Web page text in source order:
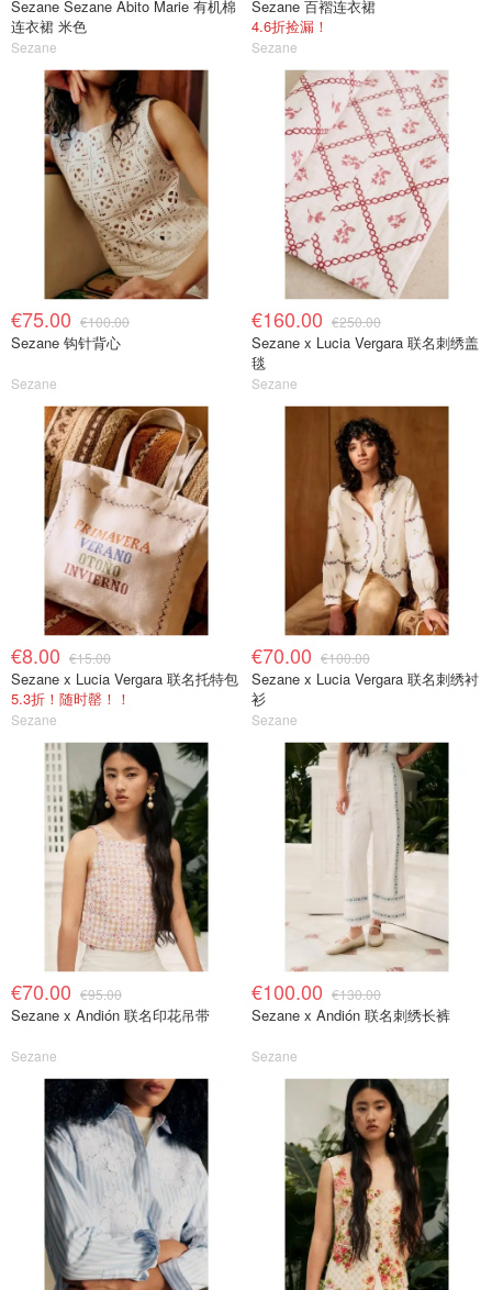
Sezane Sezane Abito Marie 有机棉
连衣裙 米色
Sezane
Sezane 百褶连衣裙
4.6折捡漏！
Sezane
€75.00 €100.00
Sezane 钩针背心
Sezane
€160.00 €250.00
Sezane x Lucia Vergara 联名刺绣盖
毯
Sezane
€8.00 €15.00
Sezane x Lucia Vergara 联名托特包
5.3折！随时罄！！
Sezane
€70.00 €100.00
Sezane x Lucia Vergara 联名刺绣衬
衫
Sezane
€70.00 €95.00
Sezane x Andión 联名印花吊带
Sezane
€100.00 €130.00
Sezane x Andión 联名刺绣长裤
Sezane